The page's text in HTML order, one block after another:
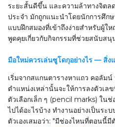
ระยะสั้นดีขึ้น และความล้าทางจิตล
ประจำ มักถูกแนะนำโดยนักการศึก
แบบฝึกสมองที่เข้าถึงง่ายสำหรับผู้ใ
พูดคุยเกี่ยวกับกิจกรรมที่ช่วยสนับสนุ
มือใหม่ควรเล่นซูโดกุอย่างไร — สิ่ง
เริ่มจากสแกนตารางหาแถว คอลัม
ตำแหน่งเหล่านั้นจะให้การลงตัวเล
ตัวเลือกเล็ก ๆ (pencil marks) ในช่
ไปได้อะไรบ้าง ทำงานอย่างเป็นระ
ตัวเองเสมอว่า: "มีช่องไหนที่ตอนนี้มี